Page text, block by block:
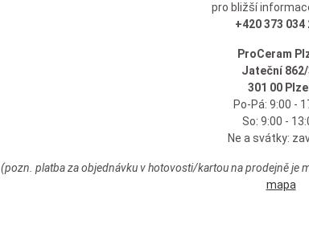
pro bližší
+420 373 034
ProCeram
Jateční
301 00
Po-Pá: 9:00 -
So: 9:00 -
Ne a svátky:
(pozn. platba za objednávku v hotovosti/kartou na prodejně je
mapa